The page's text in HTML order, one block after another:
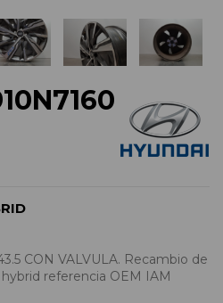
CON VALVULA. Recambio de
referencia OEM IAM